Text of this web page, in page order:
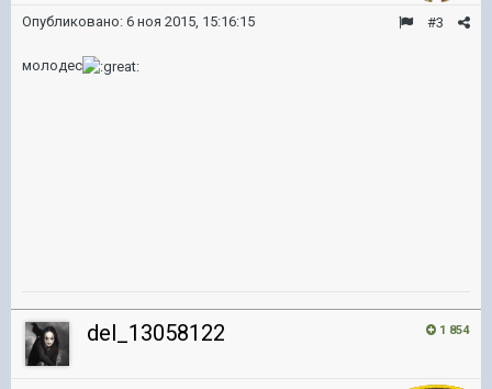
#3
Опубликовано: 6 ноя 2015, 15:16:15
молодес
1 854
del_13058122